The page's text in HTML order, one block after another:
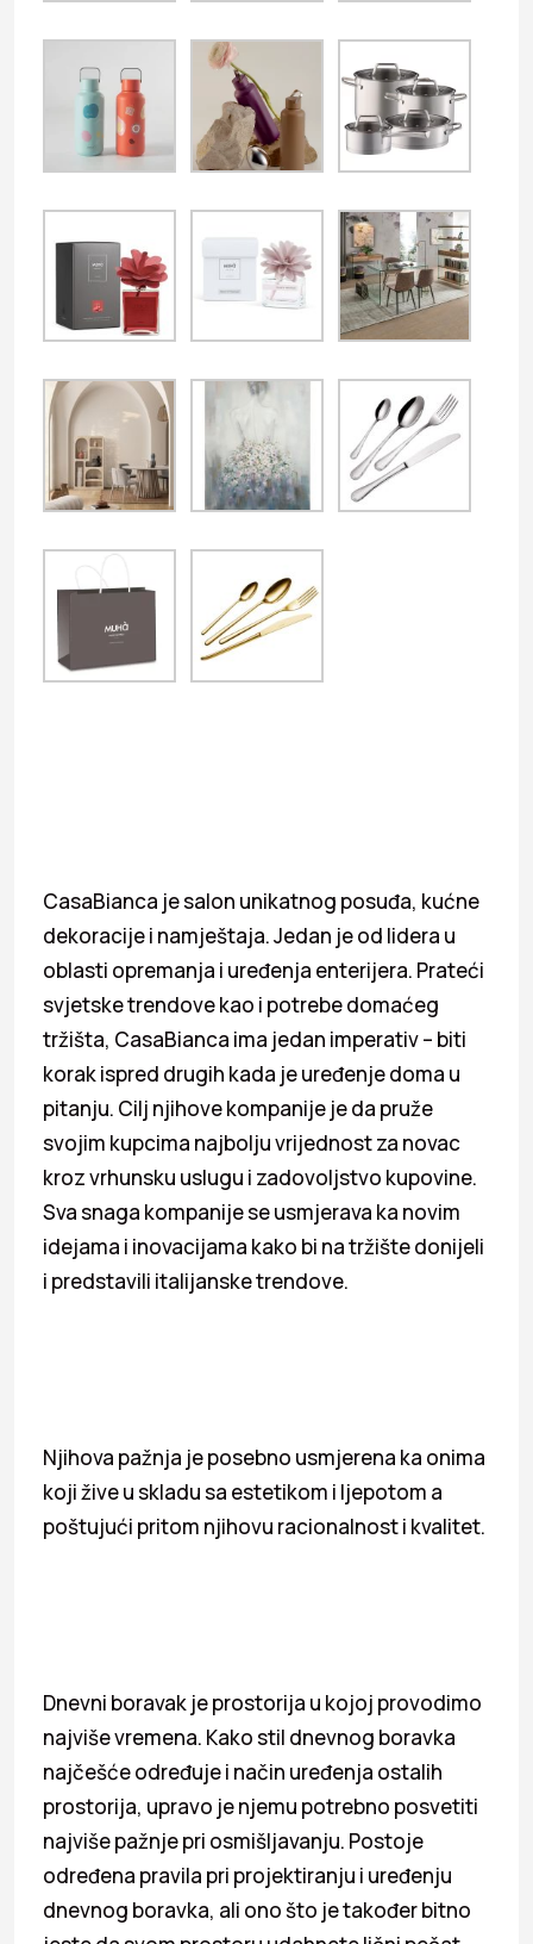
CasaBianca je salon unikatnog posuđa, kućne
dekoracije i namještaja. Jedan je od lidera u
oblasti opremanja i uređenja enterijera. Prateći
svjetske trendove kao i potrebe domaćeg
tržišta, CasaBianca ima jedan imperativ – biti
korak ispred drugih kada je uređenje doma u
pitanju. Cilj njihove kompanije je da pruže
svojim kupcima najbolju vrijednost za novac
kroz vrhunsku uslugu i zadovoljstvo kupovine.
Sva snaga kompanije se usmjerava ka novim
idejama i inovacijama kako bi na tržište donijeli
i predstavili italijanske trendove.
Njihova pažnja je posebno usmjerena ka onima
koji žive u skladu sa estetikom i ljepotom a
poštujući pritom njihovu racionalnost i kvalitet.
Dnevni boravak je prostorija u kojoj provodimo
najviše vremena. Kako stil dnevnog boravka
najčešće određuje i način uređenja ostalih
prostorija, upravo je njemu potrebno posvetiti
najviše pažnje pri osmišljavanju. Postoje
određena pravila pri projektiranju i uređenju
dnevnog boravka, ali ono što je također bitno